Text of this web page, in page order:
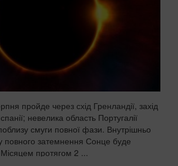
пройде через схід Гренландії, захід
невелика область Португалії
смуги повної фази. Внутрішньо
повного затемнення Сонце буде
Місяцем протягом 2 ...